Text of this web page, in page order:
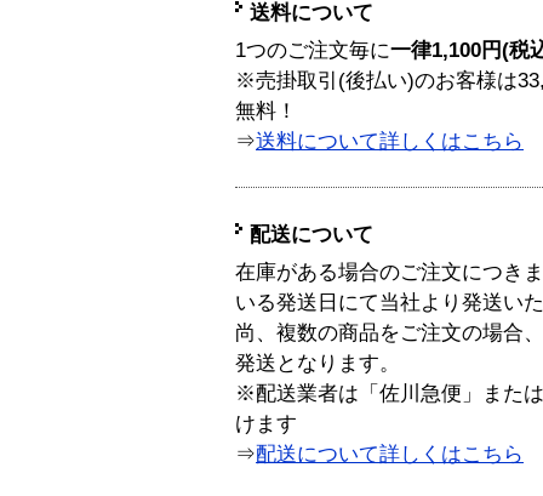
送料について
1つのご注文毎に一律1,100円(税
※売掛取引(後払い)のお客様は
無料！
⇒送料について詳しくはこちら
配送について
在庫がある場合のご注文につき
いる発送日にて当社より発送い
尚、複数の商品をご注文の場合
発送となります。
※配送業者は「佐川急便」また
けます
⇒配送について詳しくはこちら